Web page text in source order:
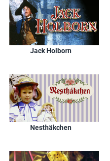
Jack Holborn
Nesthäkchen